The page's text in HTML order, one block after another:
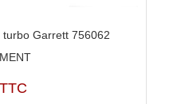
Garrett 756062